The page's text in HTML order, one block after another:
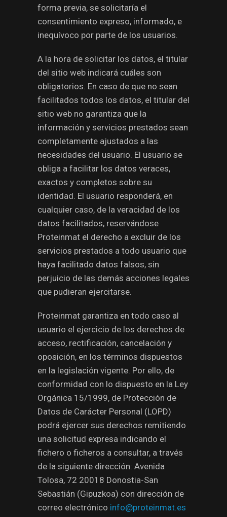
forma previa, se solicitaría el
consentimiento expreso, informado, e
inequívoco por parte de los usuarios.
A la hora de solicitar los datos, el titular
del sitio web indicará cuáles son
obligatorios. En caso de que no sean
facilitados todos los datos, el titular del
sitio web no garantiza que la
información y servicios prestados sean
completamente ajustados a las
necesidades del usuario. El usuario se
obliga a facilitar los datos veraces,
exactos y completos sobre su
identidad. El usuario responderá, en
cualquier caso, de la veracidad de los
datos facilitados, reservándose
Proteinmat el derecho a excluir de los
servicios prestados a todo usuario que
haya facilitado datos falsos, sin
perjuicio de las demás acciones legales
que pudieran ejercitarse.
Proteinmat garantiza en todo caso al
usuario el ejercicio de los derechos de
acceso, rectificación, cancelación y
oposición, en los términos dispuestos
en la legislación vigente. Por ello, de
conformidad con lo dispuesto en la Ley
Orgánica 15/1999, de Protección de
Datos de Carácter Personal (LOPD)
podrá ejercer sus derechos remitiendo
una solicitud expresa indicando el
fichero o ficheros a consultar, a través
de la siguiente dirección: Avenida
Tolosa, 72 20018 Donostia-San
Sebastián (Gipuzkoa) con dirección de
correo electrónico info@proteinmat.es